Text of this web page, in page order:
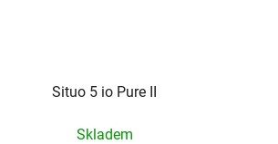
Situo 5 io Pure II
Skladem